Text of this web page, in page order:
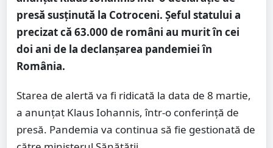
presă susținută la Cotroceni. Șeful statului a
precizat că 63.000 de români au murit în cei
doi ani de la declanșarea pandemiei în
România.
Starea de alertă va fi ridicată la data de 8 martie,
a anunțat Klaus Iohannis, într-o conferință de
presă. Pandemia va continua să fie gestionată de